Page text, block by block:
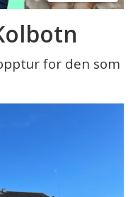
for den som